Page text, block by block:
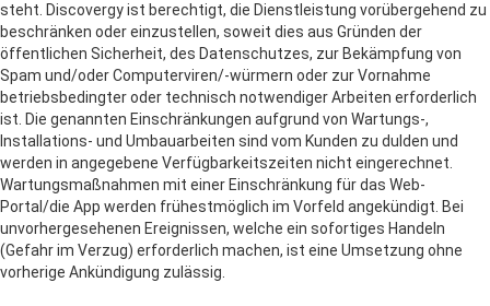
steht. Discovergy ist berechtigt, die Dienstleistung vorübergehend zu
beschränken oder einzustellen, soweit dies aus Gründen der
öffentlichen Sicherheit, des Datenschutzes, zur Bekämpfung von
Spam und/oder Computerviren/-würmern oder zur Vornahme
betriebsbedingter oder technisch notwendiger Arbeiten erforderlich
ist. Die genannten Einschränkungen aufgrund von Wartungs-,
Installations- und Umbauarbeiten sind vom Kunden zu dulden und
werden in angegebene Verfügbarkeitszeiten nicht eingerechnet.
Wartungsmaßnahmen mit einer Einschränkung für das Web-
Portal/die App werden frühestmöglich im Vorfeld angekündigt. Bei
unvorhergesehenen Ereignissen, welche ein sofortiges Handeln
(Gefahr im Verzug) erforderlich machen, ist eine Umsetzung ohne
vorherige Ankündigung zulässig.